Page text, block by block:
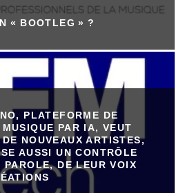
« BOOTLEG » ?
PLATEFORME DE
PAR IA, VEUT
NOUVEAUX ARTISTES,
AUSSI UN CONTRÔLE
PAROLE, DE LEUR VOIX